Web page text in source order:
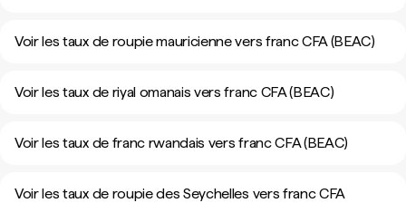
Voir les taux de roupie mauricienne vers franc CFA (BEAC)
Voir les taux de riyal omanais vers franc CFA (BEAC)
Voir les taux de franc rwandais vers franc CFA (BEAC)
Voir les taux de roupie des Seychelles vers franc CFA